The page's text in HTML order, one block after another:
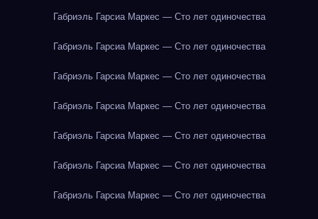
Габриэль Гарсиа Маркес — Сто лет одиночества
Габриэль Гарсиа Маркес — Сто лет одиночества
Габриэль Гарсиа Маркес — Сто лет одиночества
Габриэль Гарсиа Маркес — Сто лет одиночества
Габриэль Гарсиа Маркес — Сто лет одиночества
Габриэль Гарсиа Маркес — Сто лет одиночества
Габриэль Гарсиа Маркес — Сто лет одиночества